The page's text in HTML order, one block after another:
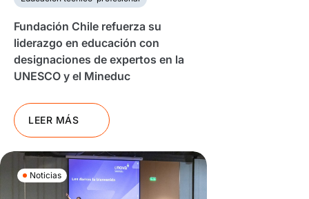
Fundación Chile refuerza su
liderazgo en educación con
designaciones de expertos en la
UNESCO y el Mineduc
LEER MÁS
Noticias